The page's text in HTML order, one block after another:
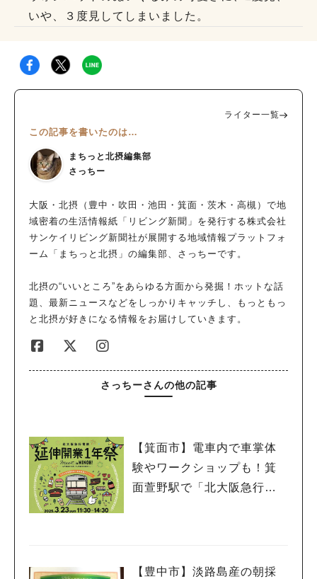
いや、３度見してしまいました。
ライター一覧
この記事を書いたのは…
まちっと北摂編集部
さっちー
大阪・北摂（豊中・吹田・池田・箕面・茨木・高槻）で地
域密着の生活情報紙「リビング新聞」を発行する株式会社
サンケイリビング新聞社が展開する地域情報プラットフォ
ーム「まちっと北摂」の編集部、さっちーです。
北摂の“いいところ”をあらゆる方面から発掘！ホットな話
題、最新ニュースなどをしっかりキャッチし、もっともっ
と北摂が好きになる情報をお届けしていきます。
さっちーさんの他の記事
【箕面市】電車内で車掌体
験やワークショップも！箕
面萱野駅で「北大阪急行電
【豊中市】淡路島産の朝採